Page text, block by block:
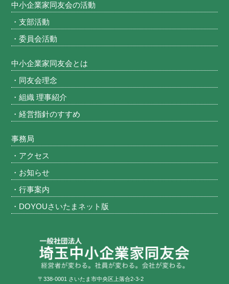
〒338-0001 さいたま市中央区上落合2-3-2
中小企業家同友会の活動
・支部活動
・委員会活動
中小企業家同友会とは
・同友会理念
・組織 理事紹介
・経営指針のすすめ
事務局
・アクセス
・お知らせ
・行事案内
・DOYOUさいたまネット版